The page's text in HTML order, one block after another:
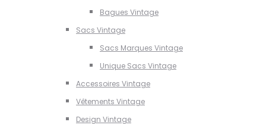
Bagues Vintage
Sacs Vintage
Sacs Marques Vintage
Unique Sacs Vintage
Accessoires Vintage
Vêtements Vintage
Design Vintage